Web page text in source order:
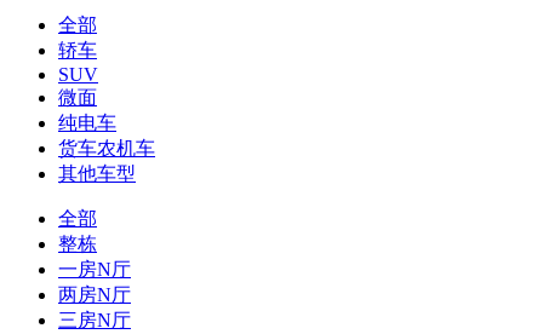
全部
轿车
SUV
微面
纯电车
货车农机车
其他车型
全部
整栋
一房N厅
两房N厅
三房N厅